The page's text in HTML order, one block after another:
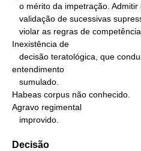
Inexistência de
entendimento
Habeas corpus não conhecido.
Agravo regimental
   improvido.
Decisão